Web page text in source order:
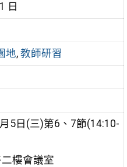
日
地, 教師研習
5日(三)第6、7節(14:10-
樓會議室